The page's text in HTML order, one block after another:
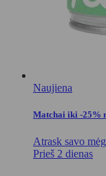
Naujiena
Matchai iki -25%
Atrask savo
Prieš 2 dienas